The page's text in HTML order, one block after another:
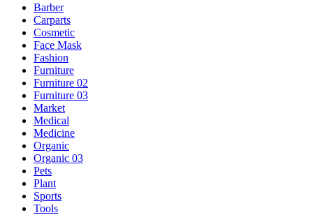
Barber
Carparts
Cosmetic
Face Mask
Fashion
Furniture
Furniture 02
Furniture 03
Market
Medical
Medicine
Organic
Organic 03
Pets
Plant
Sports
Tools